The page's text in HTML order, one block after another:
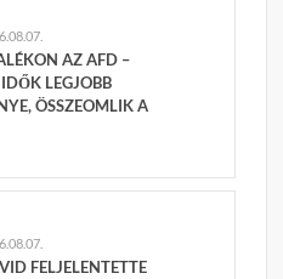
AZ AFD –
LEGJOBB
ÖSSZEOMLIK A
FELJELENTETTE